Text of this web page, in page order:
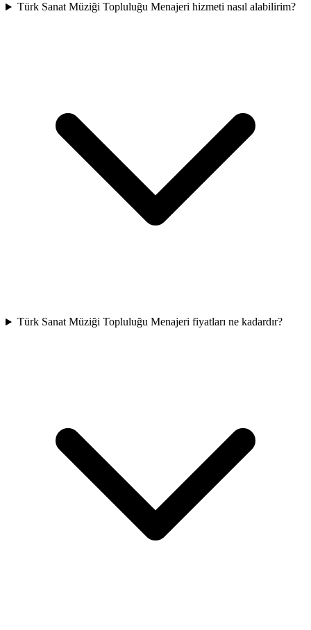
Türk Sanat Müziği Topluluğu Menajeri hizmeti nasıl alabilirim?
Türk Sanat Müziği Topluluğu Menajeri fiyatları ne kadardır?